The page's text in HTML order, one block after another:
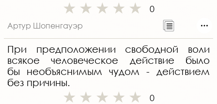
0
Артур Шопенгауэр
При предположении свободной воли
всякое человеческое действие было
бы необъяснимым чудом - действием
без причины.
0